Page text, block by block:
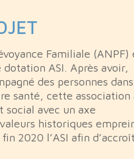
Familiale (ANPF)
ASI. Après avoir,
des personnes
santé, cette association
social avec un axe
historiques
2020 l’ASI afin